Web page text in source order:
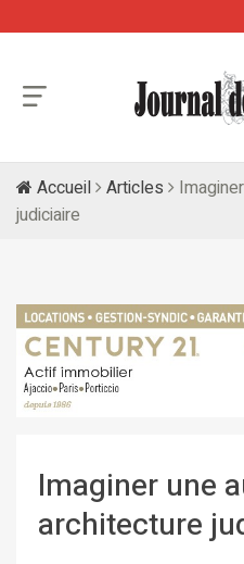
Accueil Articles
judiciaire
Imaginer une
architecture